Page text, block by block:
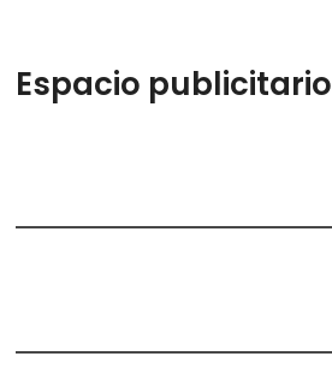
Espacio publicitario